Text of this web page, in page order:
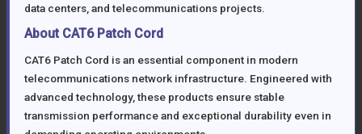
data centers, and telecommunications projects.
About CAT6 Patch Cord
CAT6 Patch Cord is an essential component in modern
telecommunications network infrastructure. Engineered with
advanced technology, these products ensure stable
transmission performance and exceptional durability even in